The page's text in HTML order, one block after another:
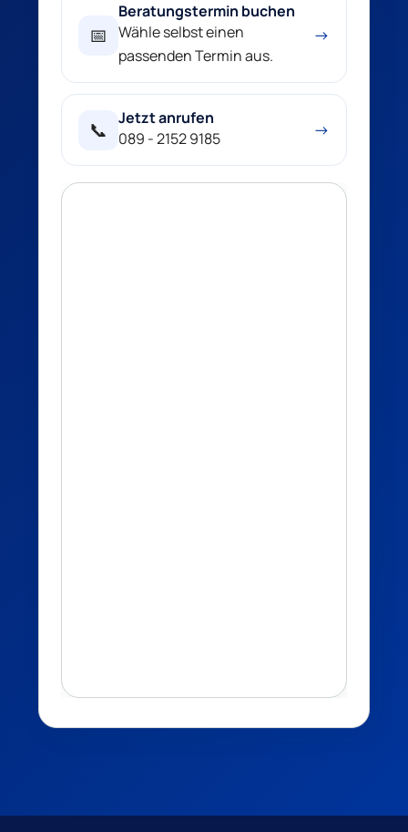
📅
Beratungstermin buchen
Wähle selbst einen
passenden Termin aus.
→
📞
Jetzt anrufen
089 - 2152 9185
→